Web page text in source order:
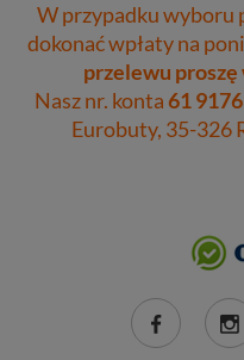
W przypadku wyboru
dokonać wpłaty na
przelewu proszę
Nasz nr. konta61
Eurobuty, 35-326